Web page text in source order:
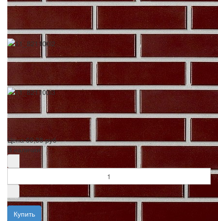
Цена69,38 руб
В наличии